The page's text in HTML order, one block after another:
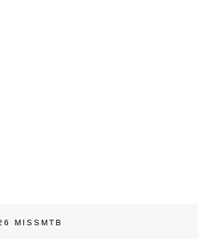
MISSMTB